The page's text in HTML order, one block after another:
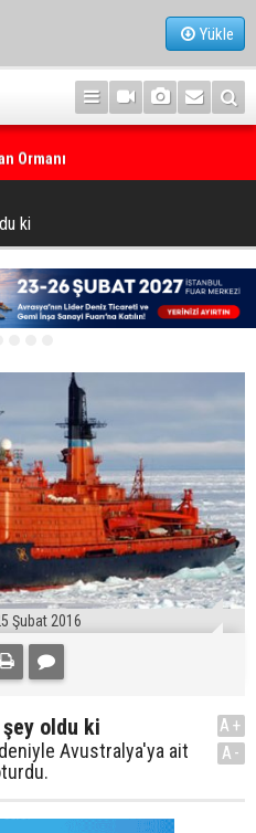
Yükle
Ormanı
ki
Şubat 2016
oldu ki
Avustralya'ya ait
A+
A-